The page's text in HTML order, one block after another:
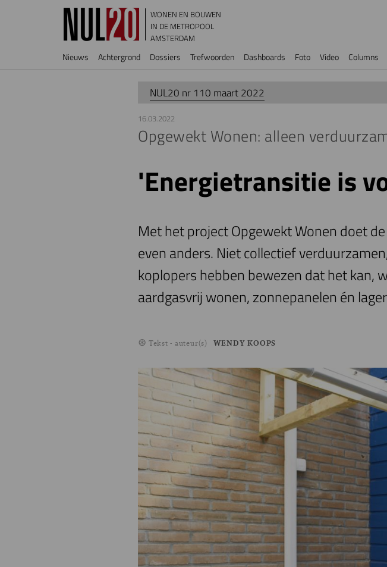
Overslaan en naar de inhoud gaan
WONEN EN BOUWEN
IN DE METROPOOL
AMSTERDAM
Hoofdnavigatie
Nieuws Achtergrond Dossiers Trefwoorden Dashboards Foto Video Columns
NUL20 nr 110 maart 2022
16.03.2022
Opgewekt Wonen: alleen
'Energietransitie is
Met het project Opgewekt Wonen doet
even anders. Niet collectief
koplopers hebben bewezen dat het kan,
aardgasvrij wonen, zonnepanelen én
Tekst - auteur(s) WENDY KOOPS
Image